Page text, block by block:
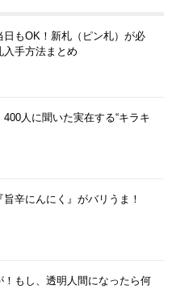
日もOK！新札（ピン札）が必
入手方法まとめ
400人に聞いた実在する“キラキ
旨辛にんにく』がバリうま！
！もし、透明人間になったら何